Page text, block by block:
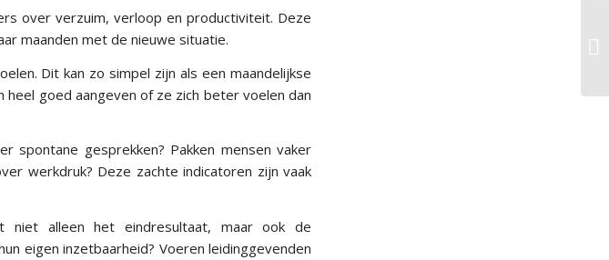
over verzuim, verloop en productiviteit. Deze
maanden met de nieuwe situatie.
Dit kan zo simpel zijn als een maandelijkse
goed aangeven of ze zich beter voelen dan
spontane gesprekken? Pakken mensen vaker
werkdruk? Deze zachte indicatoren zijn vaak
niet alleen het eindresultaat, maar ook de
eigen inzetbaarheid? Voeren leidinggevenden